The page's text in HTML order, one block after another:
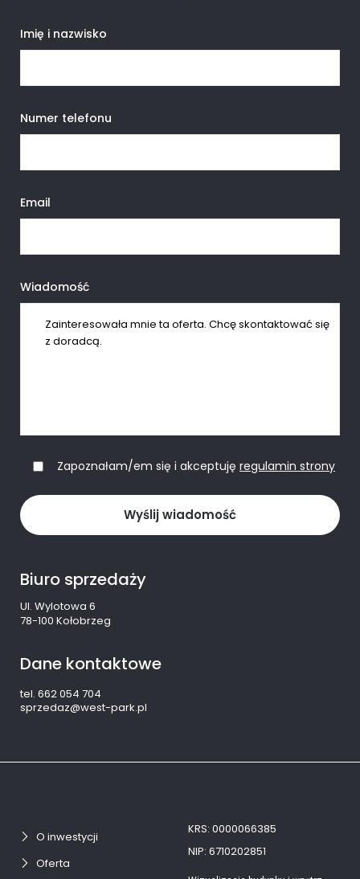
Biuro sprzedaży
Ul. Wylotowa 6
78-100 Kołobrzeg
Dane kontaktowe
tel. 662 054 704
sprzedaz@west-park.pl
Imię i nazwisko
Numer telefonu
Email
Wiadomość
Zapoznałam/em się i akceptuję regulamin strony
O inwestycji
Oferta
KRS: 0000066385
NIP: 6710202851